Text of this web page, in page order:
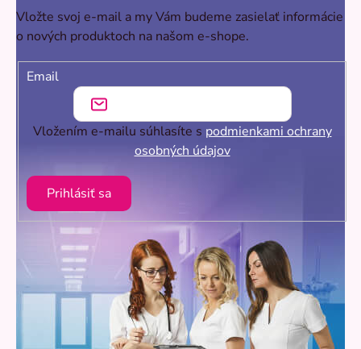
Vložte svoj e-mail a my Vám budeme zasielať informácie
o nových produktoch na našom e-shope.
Email
Vložením e-mailu súhlasíte s podmienkami ochrany
osobných údajov
Prihlásiť sa